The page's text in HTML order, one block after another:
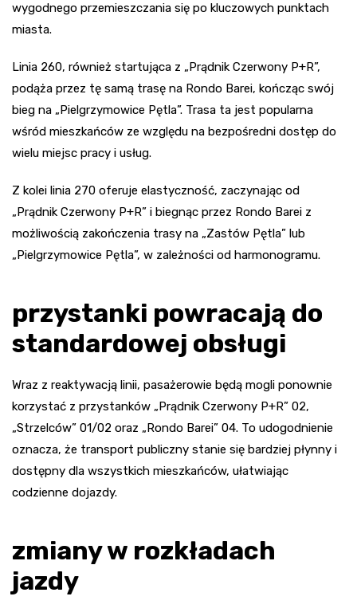
wygodnego przemieszczania się po kluczowych punktach
miasta.
Linia 260, również startująca z „Prądnik Czerwony P+R”,
podąża przez tę samą trasę na Rondo Barei, kończąc swój
bieg na „Pielgrzymowice Pętla”. Trasa ta jest popularna
wśród mieszkańców ze względu na bezpośredni dostęp do
wielu miejsc pracy i usług.
Z kolei linia 270 oferuje elastyczność, zaczynając od
„Prądnik Czerwony P+R” i biegnąc przez Rondo Barei z
możliwością zakończenia trasy na „Zastów Pętla” lub
„Pielgrzymowice Pętla”, w zależności od harmonogramu.
przystanki powracają do
standardowej obsługi
Wraz z reaktywacją linii, pasażerowie będą mogli ponownie
korzystać z przystanków „Prądnik Czerwony P+R” 02,
„Strzelców” 01/02 oraz „Rondo Barei” 04. To udogodnienie
oznacza, że transport publiczny stanie się bardziej płynny i
dostępny dla wszystkich mieszkańców, ułatwiając
codzienne dojazdy.
zmiany w rozkładach
jazdy